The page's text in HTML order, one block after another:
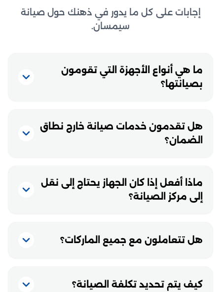
إجابات على كل ما يدور في ذهنك حول صيانة
سيمسان.
ما هي أنواع الأجهزة التي تقومون
بصيانتها؟
هل تقدمون خدمات صيانة خارج نطاق
الضمان؟
ماذا أفعل إذا كان الجهاز يحتاج إلى نقل
إلى مركز الصيانة؟
هل تتعاملون مع جميع الماركات؟
كيف يتم تحديد تكلفة الصيانة؟